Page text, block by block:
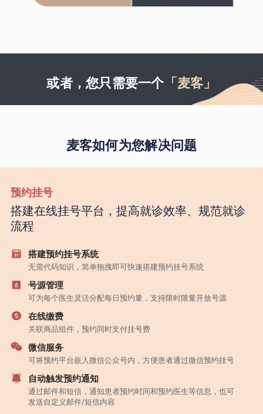
或者，您只需要一个「麦客」
麦客如何为您解决问题
预约挂号
搭建在线挂号平台，提高就诊效率、规范就诊
流程
搭建预约挂号系统
无需代码知识，简单拖拽即可快速搭建预约挂号系统
号源管理
可为每个医生灵活分配每日预约量，支持限时限量开放号源
在线缴费
关联商品组件，预约同时支付挂号费
微信服务
可将预约平台嵌入微信公众号内，方便患者通过微信预约挂号
自动触发预约通知
通过邮件和短信，通知患者预约时间和预约医生等信息，也可
发送自定义邮件/短信内容